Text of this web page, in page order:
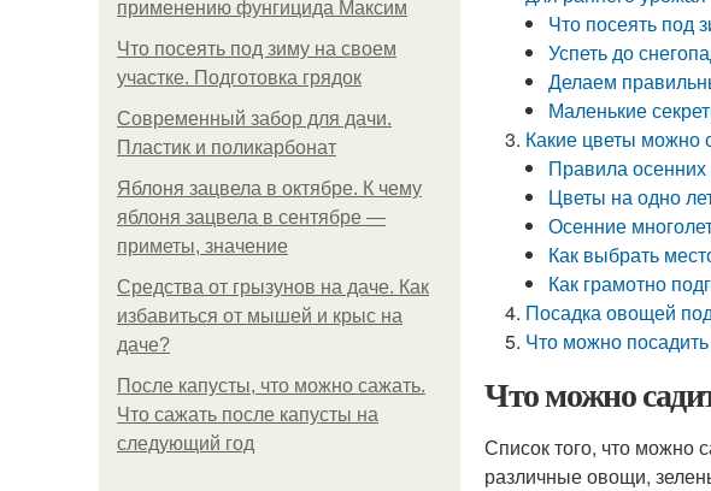
применению фунгицида Максим
Что посеять под зиму на своем
участке. Подготовка грядок
Современный забор для дачи.
Пластик и поликарбонат
Яблоня зацвела в октябре. К чему
яблоня зацвела в сентябре —
приметы, значение
Средства от грызунов на даче. Как
избавиться от мышей и крыс на
даче?
После капусты, что можно сажать.
Что сажать после капусты на
следующий год
Что посеять под
Успеть до
Делаем
Маленькие
Какие цветы можно
Правила осенних
Цветы на одно
Осенние
Как выбрать
Как грамотно
Посадка овощей
Что можно
Что можно
Список того, что можно
различные овощи,